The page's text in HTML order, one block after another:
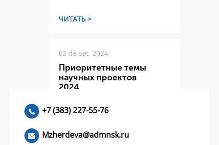
ЧИТАТЬ >
02 de set. 2024
Приоритетные темы
научных проектов
2024
ЧИТАТЬ >
+7 (383) 227-55-76
Mzherdeva@admnsk.ru